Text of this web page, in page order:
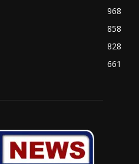
968
858
828
661